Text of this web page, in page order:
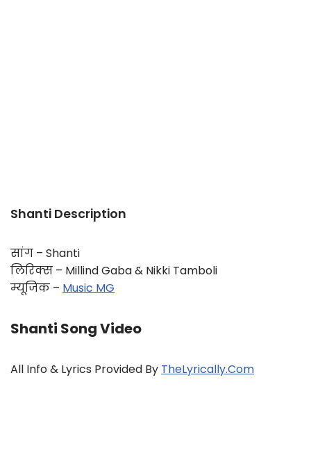
Shanti Description
सांग – Shanti
लिरिक्स – Millind Gaba & Nikki Tamboli
म्यूजिक – Music MG
Shanti Song Video
All Info & Lyrics Provided By TheLyrically.com